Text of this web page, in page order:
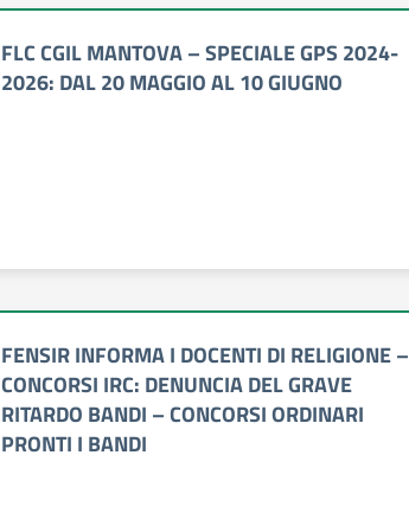
FLC CGIL MANTOVA – SPECIALE GPS 2024-
2026: DAL 20 MAGGIO AL 10 GIUGNO
FENSIR INFORMA I DOCENTI DI RELIGIONE –
CONCORSI IRC: DENUNCIA DEL GRAVE
RITARDO BANDI – CONCORSI ORDINARI
PRONTI I BANDI